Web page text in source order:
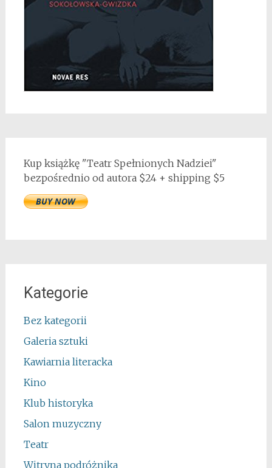
Kup książkę "Teatr Spełnionych Nadziei"
bezpośrednio od autora $24 + shipping $5
Kategorie
Bez kategorii
Galeria sztuki
Kawiarnia literacka
Kino
Klub historyka
Salon muzyczny
Teatr
Witryna podróżnika